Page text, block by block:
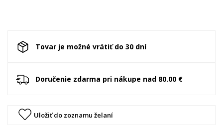
Tovar je možné vrátiť do 30 dní
Doručenie zdarma pri nákupe nad 80.00 €
Uložiť do zoznamu želaní